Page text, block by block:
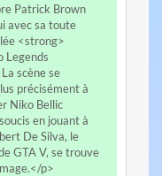
Patrick Brown
avec sa toute
<strong>
Legends
scène se
précisément à
Niko Bellic
en jouant à
De Silva, le
GTA V, se trouve
p>